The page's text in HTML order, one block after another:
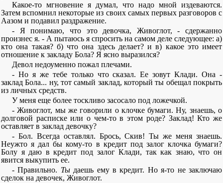
Какое-то мгновение я думал, что надо мной издеваются.
Затем вспомнил некоторые из своих самых первых разговоров с
Аазом и подавил раздражение.
- Я понимаю, что это девочка, Живоглот, - сдержанно
произнес я. - А пытаюсь я спросить на самом деле следующее: а)
кто она такая? б) что она здесь делает? и в) какое это имеет
отношение к закладу Бола? Я ясно выразился?
Девол недоуменно пожал плечами.
- Но я же тебе только что сказал. Ее зовут Клади. Она -
заклад Бола... ну, тот самый заклад, который ты обещал покрыть
из личных средств.
У меня еще более тоскливо засосало под ложечкой.
- Живоглот, мы же говорили о клочке бумаги. Ну, знаешь, о
долговой расписке или о чем-то в этом роде? Заклад! Кто же
оставляет в заклад девочку?
- Бол. Всегда оставлял. Брось, Скив! Ты же меня знаешь.
Неужто я дал бы кому-то в кредит под залог клочка бумаги?
Болу я даю в кредит под залог Клади, так как знаю, что он
явится выкупить ее.
- Правильно. Тыдаешь ему в кредит. Но я-то не заключаю
сделок на девочек, Живоглот.